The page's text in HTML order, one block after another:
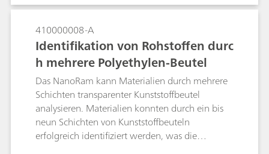
Laborqualität liefert, kostengünstig sowie mobil
ist und ihnen die Bewältigung realer Probleme
ermöglicht. Das tragbare System i-Raman Plus
bietet in Verbindung mit einem BAC151
Probennahmesystem mit Videomikroskop einen
idealen Aufbau. Hohe Leistung und
Einsatzflexibilität mit verschiedenen
Laserpunktgrössen und -leistungen für die SERS-
Forschung.
410000008-A
Identifikation von Rohstoffen durc
h mehrere Polyethylen-Beutel
Das NanoRam kann Materialien durch mehrere
Schichten transparenter Kunststoffbeutel
analysieren. Materialien konnten durch ein bis
neun Schichten von Kunststoffbeuteln
erfolgreich identifiziert werden, was die